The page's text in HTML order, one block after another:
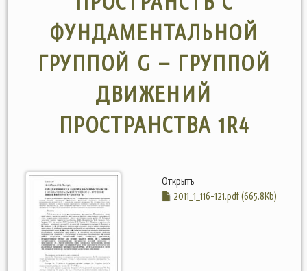
ФУНДАМЕНТАЛЬНОЙ
ГРУППОЙ G – ГРУППОЙ
ДВИЖЕНИЙ
ПРОСТРАНСТВА 1R4
Открыть
2011_1_116-121.pdf (665.8Kb)